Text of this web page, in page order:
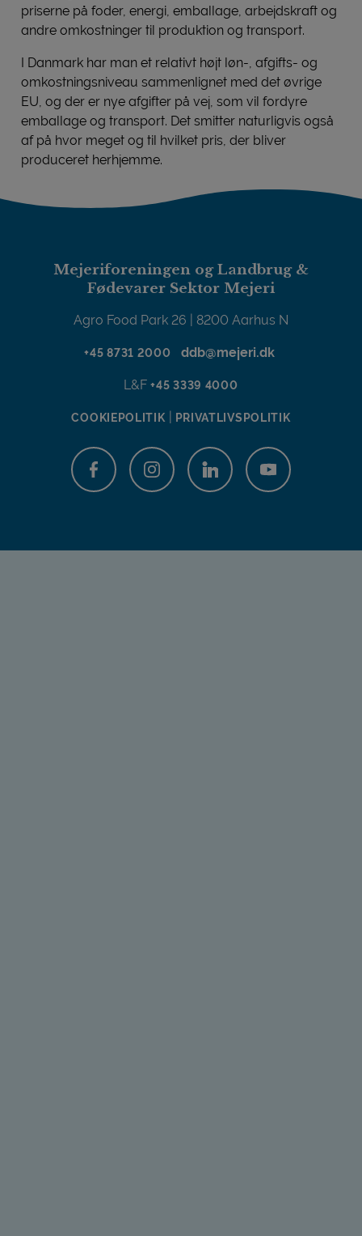
priserne på foder, energi, emballage, arbejdskraft og
andre omkostninger til produktion og transport.
I Danmark har man et relativt højt løn-, afgifts- og
omkostningsniveau sammenlignet med det øvrige
EU, og der er nye afgifter på vej, som vil fordyre
emballage og transport. Det smitter naturligvis også
af på hvor meget og til hvilket pris, der bliver
produceret herhjemme.
Mejeriforeningen og Landbrug &
Fødevarer Sektor Mejeri
Agro Food Park 26 | 8200 Aarhus N
+45 8731 2000 ddb@mejeri.dk
L&F+45 3339 4000
COOKIEPOLITIK PRIVATLIVSPOLITIK